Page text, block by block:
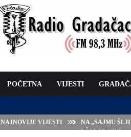
POČETNA VIJESTI
NAJNOVIJE VIJESTI
NA „SAJMU
PČELARSTVA